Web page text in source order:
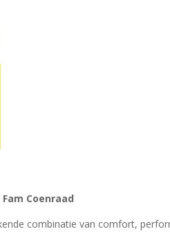
Coenraad
combinatie van comfort,